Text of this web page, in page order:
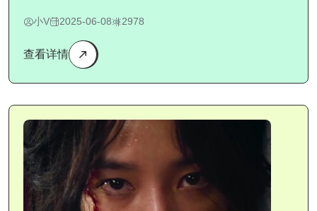
小V 2025-06-08 2978
查看详情